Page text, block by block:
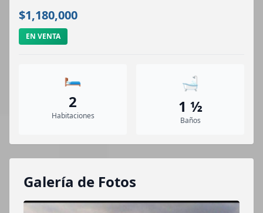
$1,180,000
EN VENTA
🛏️
2
Habitaciones
🛁
1 ½
Baños
Galería de Fotos